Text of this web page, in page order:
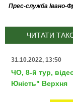
Прес-служба Івано-
ЧИТАТИ
31.10.2022, 13:50
ЧО, 8-й тур,
Юність" Верхня